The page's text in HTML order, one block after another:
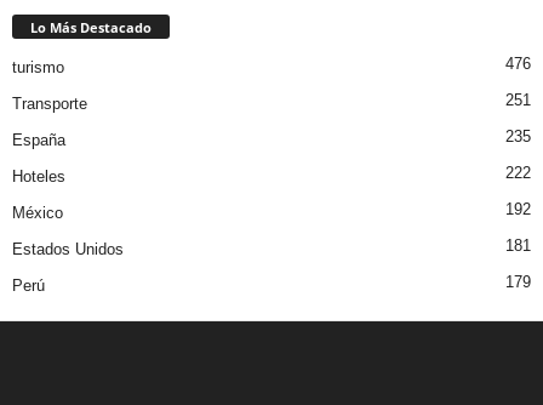
Lo Más Destacado
turismo 476
Transporte 251
España 235
Hoteles 222
México 192
Estados Unidos 181
Perú 179